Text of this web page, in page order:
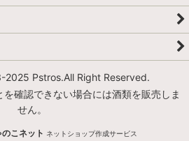
Pstros.All Right Reserved.
確認できない場合には酒類を販売しま
せん。
のこネット ネットショップ作成サービス